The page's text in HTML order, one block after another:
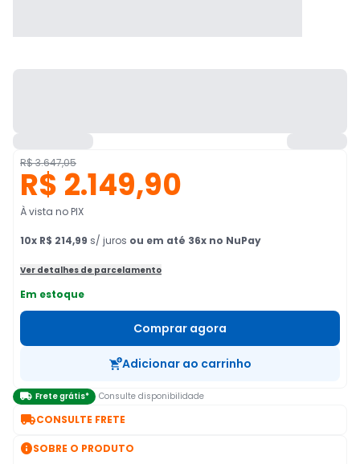
R$ 3.647,05
R$ 2.149,90
À vista no PIX
10x R$ 214,99 s/ juros ou em até 36x no NuPay
Ver detalhes de parcelamento
Em estoque
Comprar agora
Adicionar ao carrinho
 Frete grátis* Consulte disponibilidade
CONSULTE FRETE
SOBRE O PRODUTO